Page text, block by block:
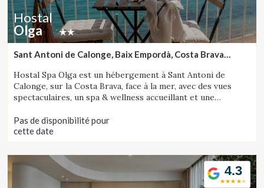
Hostal
Olga
Sant Antoni de Calonge, Baix Empordà, Costa Brava
Hostal Spa Olga est un hébergement à Sant Antoni de
Calonge, sur la Costa Brava, face à la mer, avec des vues
spectaculaires, un spa & wellness accueillant et une
Pas de disponibilité pour
cette date
4.3